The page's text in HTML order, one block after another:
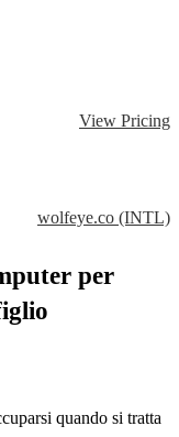
View Pricing
wolfeye.co (INTL)
per
quando si tratta